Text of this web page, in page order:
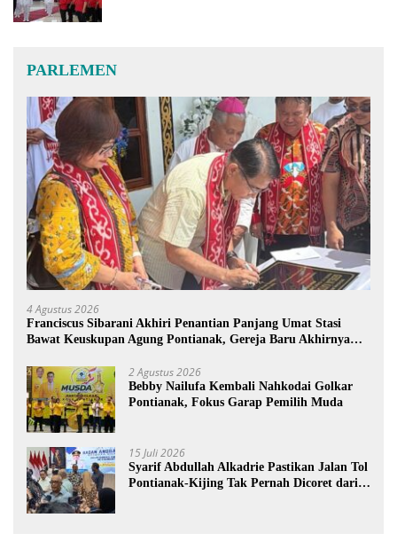
PARLEMEN
4 Agustus 2026
Franciscus Sibarani Akhiri Penantian Panjang Umat Stasi
Bawat Keuskupan Agung Pontianak, Gereja Baru Akhirnya
2 Agustus 2026
Bebby Nailufa Kembali Nahkodai Golkar
Pontianak, Fokus Garap Pemilih Muda
15 Juli 2026
Syarif Abdullah Alkadrie Pastikan Jalan Tol
Pontianak-Kijing Tak Pernah Dicoret dari